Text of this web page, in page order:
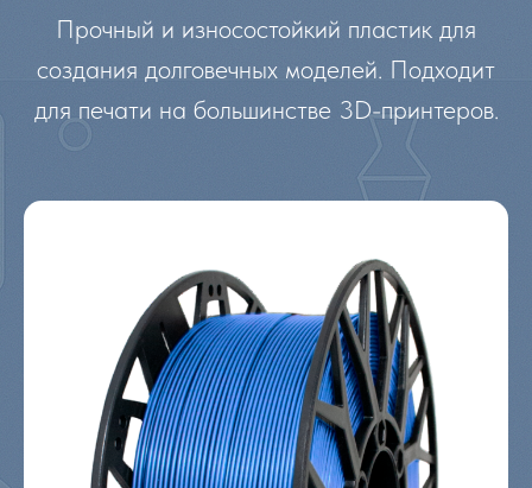
Прочный и износостойкий пластик для
создания долговечных моделей. Подходит
для печати на большинстве 3D-принтеров.